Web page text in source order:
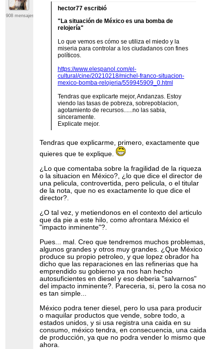
908 mensajes
hector77 escribió
"La situación de México es una bomba de
relojería"
Lo que vemos es cómo se utiliza el miedo y la
miseria para controlar a los ciudadanos con fines
políticos.
https://www.elespanol.com/el-
cultural/cine/20210218/michel-franco-situacion-
mexico-bomba-relojeria/559945909_0.html
Tendras que explicarte mejor, Andanzas. Estoy
viendo las tasas de pobreza, sobrepoblacion,
agotamiento de recursos......no las sabia,
sinceramente.
Explicate mejor.
Tendras que explicarme, primero, exactamente que
quieres que te explique.
¿Lo que comentaba sobre la fragilidad de la riqueza
o la situacion en México?, ¿lo que dice el director de
una pelicula, controvertida, pero pelicula, o el titular
de la nota, que no es exactamente lo que dice el
director?.
¿O tal vez, y metiendonos en el contexto del articulo
que da pie a este hilo, como afrontara México el
"impacto inminente"?.
Pues... mal. Creo que tendremos muchos problemas,
algunos grandes y otros muy grandes. ¿Que México
produce su propio petroleo, y que lopez obrador ha
dicho que las reparaciones en las refinerias que ha
emprendido su gobierno ya nos han hecho
autosuficientes en diesel y eso deberia "salvarnos"
del impacto inminente?. Pareceria, si, pero la cosa no
es tan simple...
México podra tener diesel, pero lo usa para producir
o maquilar productos que vende, sobre todo, a
estados unidos, y si usa registra una caida en su
consumo, méxico tendra, en consecuencia, una caida
de producción, ya que no podra vender lo mismo que
ahora.